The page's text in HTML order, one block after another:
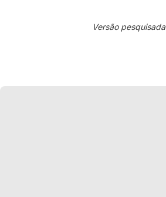
Versão pesquisada